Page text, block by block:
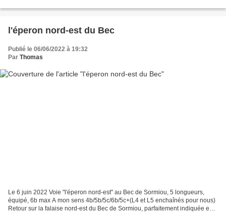
l'éperon nord-est du Bec
Publié le 06/06/2022 à 19:32
Par Thomas
Le 6 juin 2022 Voie "l'éperon nord-est" au Bec de Sormiou, 5 longueurs,
équipé, 6b max A mon sens 4b/5b/5c/6b/5c+(L4 et L5 enchaînés pour nous)
Retour sur la falaise nord-est du Bec de Sormiou, parfaitement indiquée en